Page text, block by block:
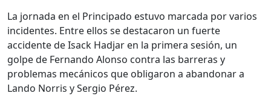
La jornada en el Principado estuvo marcada por varios
incidentes. Entre ellos se destacaron un fuerte
accidente deIsack Hadjar en la primera sesión, un
golpe de Fernando Alonso contra las barreras y
problemas mecánicos que obligaron a abandonar a
Lando Norris ySergio Pérez.